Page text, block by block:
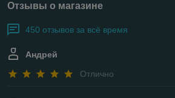
Отзывы о магазине
450 отзывов за всё время
Андрей
Отлично